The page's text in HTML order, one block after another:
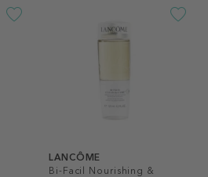
LANCÔME
Bi-Facil Nourishing &